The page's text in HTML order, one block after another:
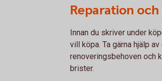
Reparation
Innan du skriver under
vill köpa. Ta gärna hjälp
renoveringsbehoven och
brister.